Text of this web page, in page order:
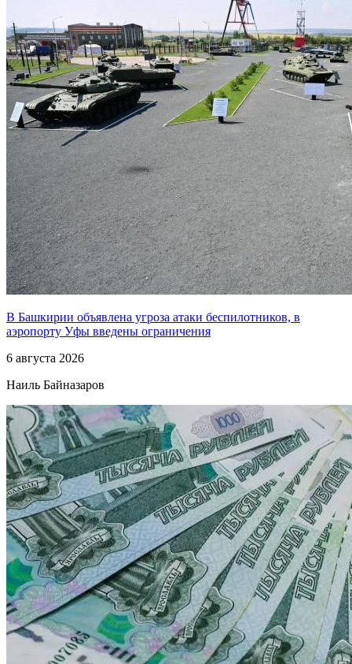
В Башкирии объявлена угроза атаки беспилотников, в
аэропорту Уфы введены ограничения
6 августа 2026
Наиль Байназаров